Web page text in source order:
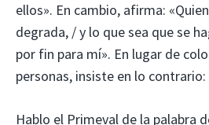
ellos». En cambio, afirma:
degrada, / y lo que sea que se
por fin para mí». En lugar de
personas, insiste en lo contrario:
Hablo el Primeval de la palabra